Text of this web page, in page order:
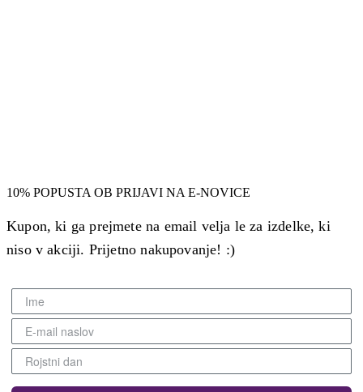
10% POPUSTA OB PRIJAVI NA E-NOVICE
Kupon, ki ga prejmete na email velja le za izdelke, ki
niso v akciji. Prijetno nakupovanje! :)